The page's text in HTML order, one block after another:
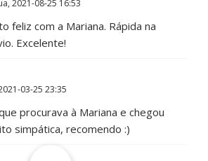
2021-08-25 16:53
feliz com a Mariana. Rápida na
Excelente!
03-25 23:35
procurava à Mariana e chegou
simpática, recomendo :)